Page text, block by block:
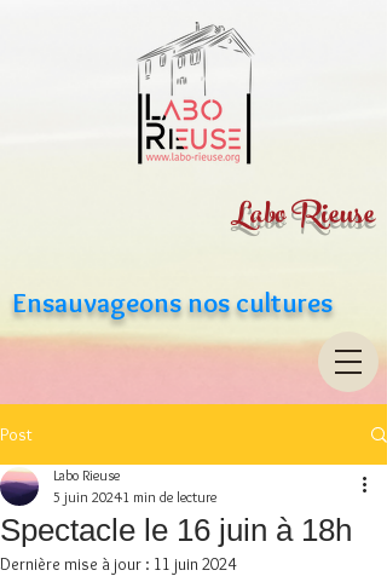
Labo Rieuse
Ensauvageons nos cultures
Post
Spectacle le 16 juin à 18h
Labo Rieuse
5 juin 20241 min de lecture
Dernière mise à jour : 11 juin 2024